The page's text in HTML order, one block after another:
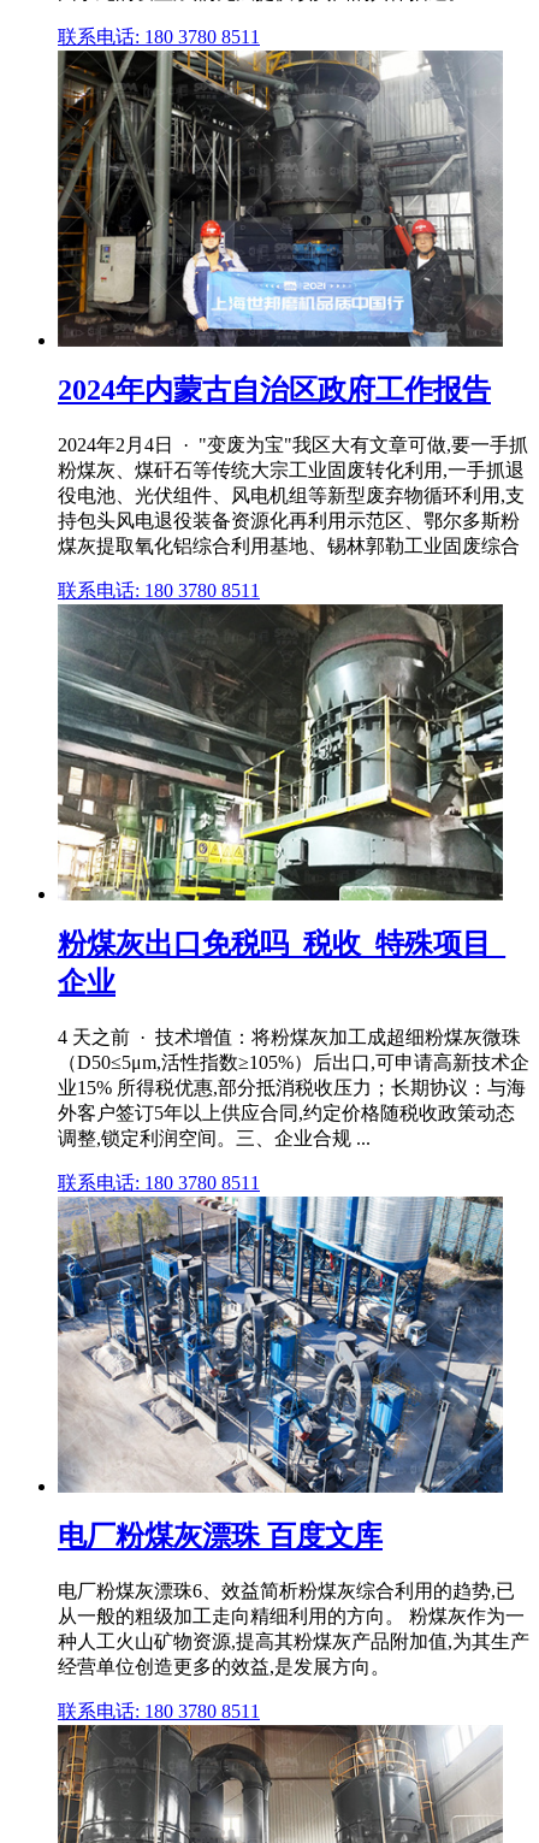
联系电话: 180 3780 8511
2024年内蒙古自治区政府工作报告
2024年2月4日 · "变废为宝"我区大有文章可做,要一手抓
粉煤灰、煤矸石等传统大宗工业固废转化利用,一手抓退
役电池、光伏组件、风电机组等新型废弃物循环利用,支
持包头风电退役装备资源化再利用示范区、鄂尔多斯粉
煤灰提取氧化铝综合利用基地、锡林郭勒工业固废综合
联系电话: 180 3780 8511
粉煤灰出口免税吗_税收_特殊项目_
企业
4 天之前 · 技术增值：将粉煤灰加工成超细粉煤灰微珠
（D50≤5μm,活性指数≥105%）后出口,可申请高新技术企
业15% 所得税优惠,部分抵消税收压力；长期协议：与海
外客户签订5年以上供应合同,约定价格随税收政策动态
调整,锁定利润空间。三、企业合规 ...
联系电话: 180 3780 8511
电厂粉煤灰漂珠 百度文库
电厂粉煤灰漂珠6、效益简析粉煤灰综合利用的趋势,已
从一般的粗级加工走向精细利用的方向。 粉煤灰作为一
种人工火山矿物资源,提高其粉煤灰产品附加值,为其生产
经营单位创造更多的效益,是发展方向。
联系电话: 180 3780 8511